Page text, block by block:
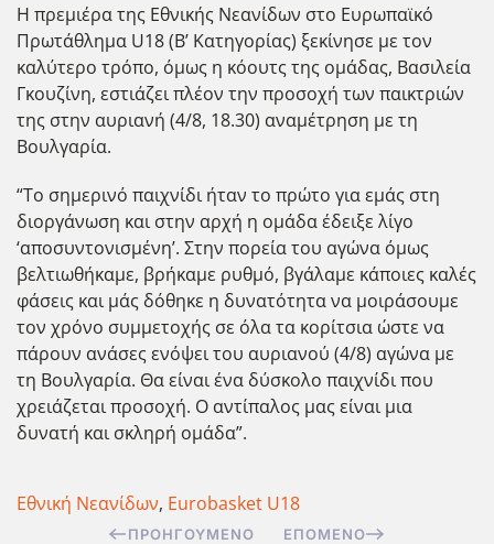
Η πρεμιέρα της Εθνικής Νεανίδων στο Ευρωπαϊκό
Πρωτάθλημα U18 (Β’ Κατηγορίας) ξεκίνησε με τον
καλύτερο τρόπο, όμως η κόουτς της ομάδας, Βασιλεία
Γκουζίνη, εστιάζει πλέον την προσοχή των παικτριών
της στην αυριανή (4/8, 18.30) αναμέτρηση με τη
Βουλγαρία.
“Το σημερινό παιχνίδι ήταν το πρώτο για εμάς στη
διοργάνωση και στην αρχή η ομάδα έδειξε λίγο
‘αποσυντονισμένη’. Στην πορεία του αγώνα όμως
βελτιωθήκαμε, βρήκαμε ρυθμό, βγάλαμε κάποιες καλές
φάσεις και μάς δόθηκε η δυνατότητα να μοιράσουμε
τον χρόνο συμμετοχής σε όλα τα κορίτσια ώστε να
πάρουν ανάσες ενόψει του αυριανού (4/8) αγώνα με
τη Βουλγαρία. Θα είναι ένα δύσκολο παιχνίδι που
χρειάζεται προσοχή. Ο αντίπαλος μας είναι μια
δυνατή και σκληρή ομάδα”.
Εθνική Νεανίδων, Eurobasket U18
ΠΡΟΗΓΟΎΜΕΝΟ ΕΠΌΜΕΝΟ